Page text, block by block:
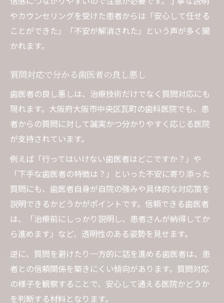
やカウンセリングを受けた患者からは「安心して任せる
ことができた」「不安が解消された」という声が多く聞
かれます。
質問対応で分かる歯医者の良し悪し
歯医者の良し悪しは、治療技術だけでなく質問対応にも
現れます。大阪府大阪市中央区瓦町の歯科医院でも、患
者からの質問に対して誠実かつ分かりやすく応じる医院
が支持されています。
例えば「行ってはいけない歯医者はどこですか？」や
「下手な歯医者の特徴は？」といった不安に寄り添った
質問にも、歯医者自身が自院の強みや具体的な対応策を
説明できるかどうかがポイントです。信頼できる歯医者
は、「治療前にしっかり説明し、患者さんが納得してか
ら進めます」など、透明性のある姿勢を見せます。
逆に、質問を避けたり一方的に話を進める歯医者は、患
者との信頼関係を築きにくい傾向があります。質問対応
の様子を観察することで、安心して通える医院かどうか
を判断する材料となります。